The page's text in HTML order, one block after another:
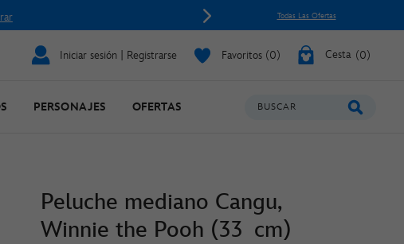
| Hasta fin de existencia Todas Las Ofertas
Iniciar sesión | Registrarse Favoritos 0 Cesta 0
PERSONAJES OFERTAS BUSCAR
Peluche mediano Cangu,
Winnie the Pooh (33 cm)